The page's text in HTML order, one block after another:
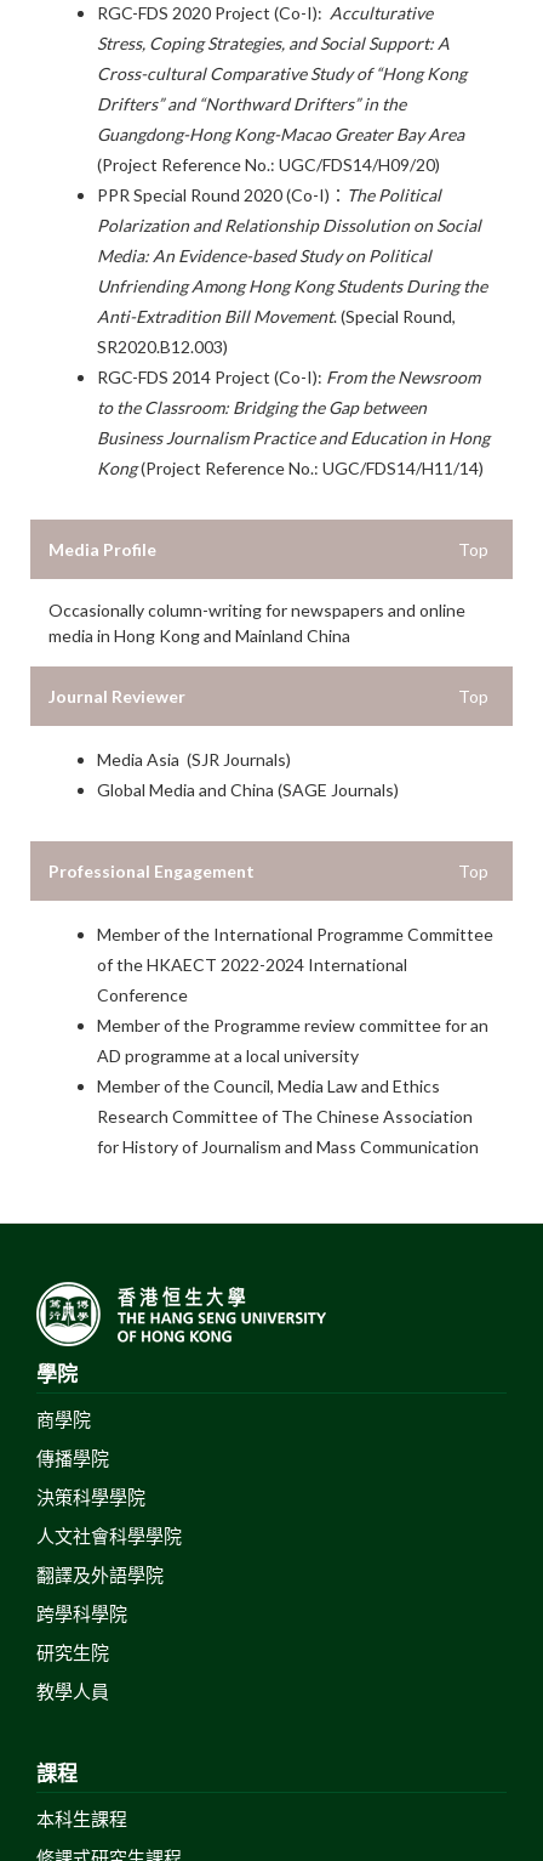
RGC-FDS 2020 Project (Co-I): Acculturative
Stress, Coping Strategies, and Social Support: A
Cross-cultural Comparative Study of “Hong Kong
Drifters” and “Northward Drifters” in the
Guangdong-Hong Kong-Macao Greater Bay Area
(Project Reference No.: UGC/FDS14/H09/20)
PPR Special Round 2020 (Co-I)： The Political
Polarization and Relationship Dissolution on Social
Media: An Evidence-based Study on Political
Unfriending Among Hong Kong Students During the
Anti-Extradition Bill Movement. (Special Round,
SR2020.B12.003)
RGC-FDS 2014 Project (Co-I): From the Newsroom
to the Classroom: Bridging the Gap between
Business Journalism Practice and Education in Hong
Kong(Project Reference No.: UGC/FDS14/H11/14)
Top
Media Profile
Occasionally column-writing for newspapers and online
media in Hong Kong and Mainland China
Top
Journal Reviewer
Media Asia (SJR Journals)
Global Media and China (SAGE Journals)
Top
Professional Engagement
Member of the International Programme Committee
of the HKAECT 2022-2024 International
Conference
Member of the Programme review committee for an
AD programme at a local university
Member of the Council, Media Law and Ethics
Research Committee of The Chinese Association
for History of Journalism and Mass Communication
學院
商學院
傳播學院
決策科學學院
人文社會科學學院
翻譯及外語學院
跨學科學院
研究生院
教學人員
課程
本科生課程